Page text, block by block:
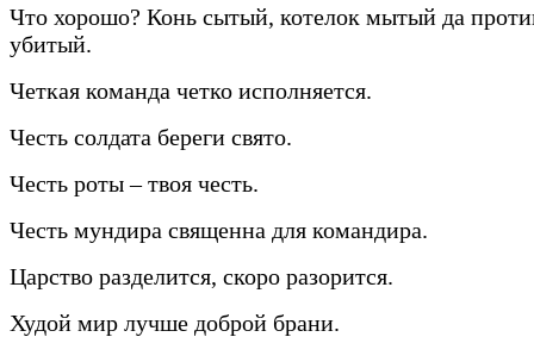
Что хорошо? Конь сытый, котелок мытый да
убитый.
Четкая команда четко исполняется.
Честь солдата береги свято.
Честь роты – твоя честь.
Честь мундира священна для командира.
Царство разделится, скоро разорится.
Худой мир лучше доброй брани.